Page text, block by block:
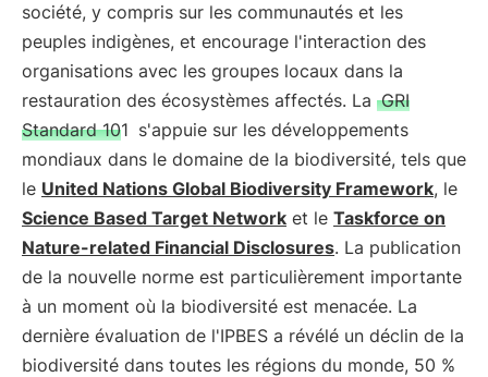
société, y compris sur les communautés et les
peuples indigènes, et encourage l'interaction des
organisations avec les groupes locaux dans la
restauration des écosystèmes affectés. La GRI
Standard 101 s'appuie sur les développements
mondiaux dans le domaine de la biodiversité, tels que
le United Nations Global Biodiversity Framework, le
Science Based Target Network et le Taskforce on
Nature-related Financial Disclosures. La publication
de la nouvelle norme est particulièrement importante
à un moment où la biodiversité est menacée. La
dernière évaluation de l'IPBES a révélé un déclin de la
biodiversité dans toutes les régions du monde, 50 %